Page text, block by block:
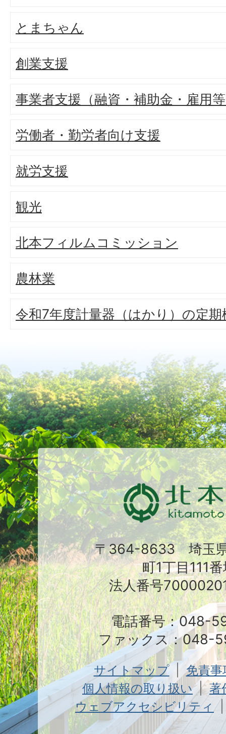
とまちゃん
創業支援
事業者支援（融資・補助金・雇用
労働者・勤労者向け支援
就労支援
観光
北本フィルムコミッション
農林業
令和7年度計量器（はかり）の定
〒364-8633 埼玉
町1丁目111
法人番号
電話番号：048-
ファックス：048-
サイトマップ
免責
個人情報の取り扱い
著
ウェブアクセシビリティ